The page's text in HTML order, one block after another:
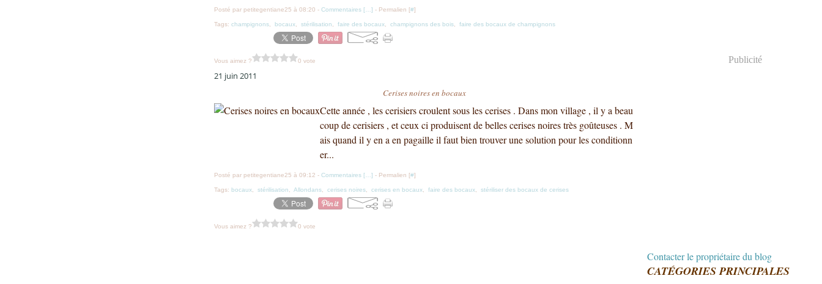
Posté par petitegentiane25 à 08:20 - Commentaires [ ] - Permalien [#]
Tags: champignons bocaux stérilisation faire des bocaux champignons des bois faire des bocaux de champignons
Vous aimez ? 0 vote
21 juin 2011
Cerises noires en bocaux
Cette année , les cerisiers croulent sous les cerises . Dans mon village , il y a beau
coup de cerisiers , et ceux ci produisent de belles cerises noires très goûteuses . M
ais quand il y en a en pagaille il faut bien trouver une solution pour les conditionn
er...
Posté par petitegentiane25 à 09:12 - Commentaires [ ] - Permalien [#]
Tags: bocaux stérilisation Allondans cerises noires cerises en bocaux faire des bocaux stériliser des bocaux de cerises
Vous aimez ? 0 vote
Publicité
Contacter le propriétaire du blog
CATÉGORIES PRINCIPALES